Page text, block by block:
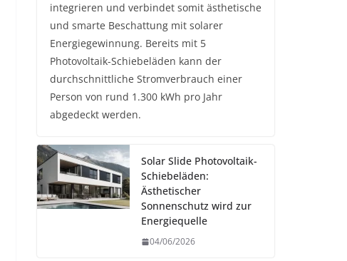
integrieren und verbindet somit ästhetische
und smarte Beschattung mit solarer
Energiegewinnung. Bereits mit 5
Photovoltaik-Schiebeläden kann der
durchschnittliche Stromverbrauch einer
Person von rund 1.300 kWh pro Jahr
abgedeckt werden.
Solar Slide Photovoltaik-
Schiebeläden:
Ästhetischer
Sonnenschutz wird zur
Energiequelle
04/06/2026